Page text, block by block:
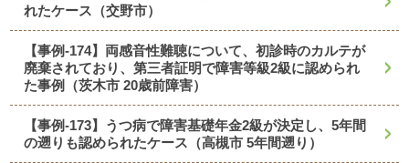
れたケース（交野市）
【事例-174】両感音性難聴について、初診時のカルテが
廃棄されており、第三者証明で障害等級2級に認められ
た事例（茨木市 20歳前障害）
【事例-173】うつ病で障害基礎年金2級が決定し、5年間
の遡りも認められたケース（高槻市 5年間遡り）